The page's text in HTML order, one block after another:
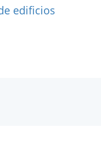
edificios